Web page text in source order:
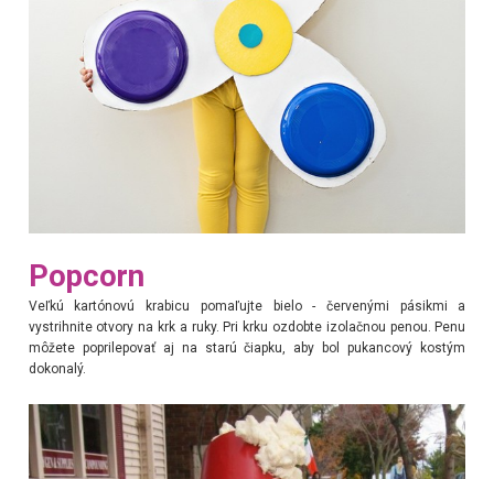
Popcorn
Veľkú kartónovú krabicu pomaľujte bielo - červenými pásikmi a
vystrihnite otvory na krk a ruky. Pri krku ozdobte izolačnou penou. Penu
môžete poprilepovať aj na starú čiapku, aby bol pukancový kostým
dokonalý.